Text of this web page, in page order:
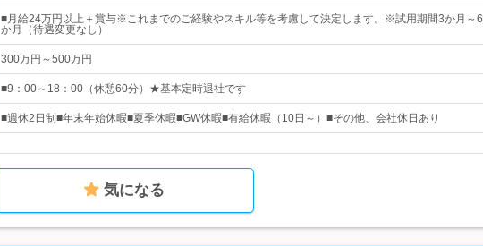
■月給24万円以上＋賞与※これまでのご経験やスキル等を考慮して決定します。※試用期間3か月～6
か月（待遇変更なし）
300万円～500万円
■9：00～18：00（休憩60分）★基本定時退社です
■週休2日制■年末年始休暇■夏季休暇■GW休暇■有給休暇（10日～）■その他、会社休日あり
気になる